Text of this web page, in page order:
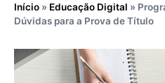
Início » Educação Digital »
Dúvidas para a Prova de Título